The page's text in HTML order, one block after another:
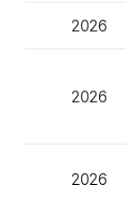
2026
2026
2026